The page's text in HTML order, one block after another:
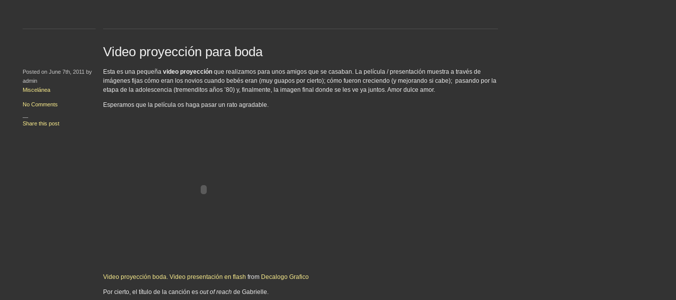
Video proyección para boda
Posted on June 7th, 2011 by
admin
Miscelánea
No Comments
—
Share this post
Esta es una pequeña video proyección que realizamos para unos amigos que se casaban. La película / presentación muestra a través de
imágenes fijas cómo eran los novios cuando bebés eran (muy guapos por cierto); cómo fueron creciendo (y mejorando si cabe); pasando por la
etapa de la adolescencia (tremenditos años ’80) y, finalmente, la imagen final donde se les ve ya juntos. Amor dulce amor.
Esperamos que la película os haga pasar un rato agradable.
Video proyección boda. Video presentación en flash from Decalogo Grafico
Por cierto, el título de la canción es out of reach de Gabrielle.